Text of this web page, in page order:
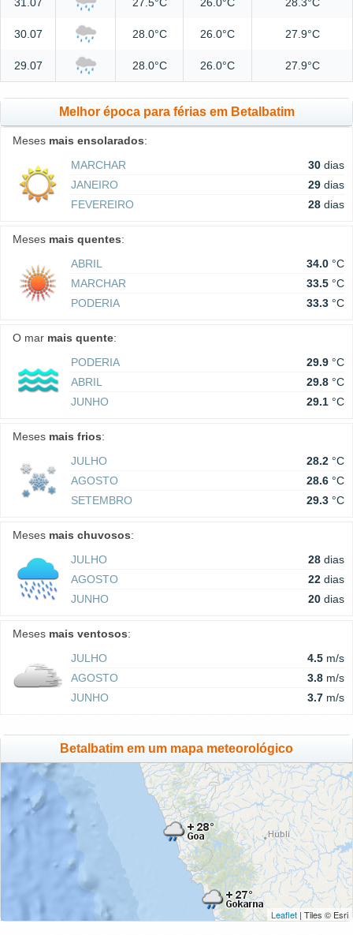
31.07 27.5°C 26.0°C 28.3°C
30.07 28.0°C 26.0°C 27.9°C
29.07 28.0°C 26.0°C 27.9°C
Melhor época para férias em Betalbatim
Meses mais ensolarados:
MARCHAR
30 dias
JANEIRO
29 dias
FEVEREIRO
28 dias
Meses mais quentes:
ABRIL
34.0 °C
MARCHAR
33.5 °C
PODERIA
33.3 °C
O mar mais quente:
PODERIA
29.9 °C
ABRIL
29.8 °C
JUNHO
29.1 °C
Meses mais frios:
JULHO
28.2 °C
AGOSTO
28.6 °C
SETEMBRO
29.3 °C
Meses mais chuvosos:
JULHO
28 dias
AGOSTO
22 dias
JUNHO
20 dias
Meses mais ventosos:
JULHO
4.5 m/s
AGOSTO
3.8 m/s
JUNHO
3.7 m/s
Betalbatim em um mapa meteorológico
Leaflet | Tiles © Esri